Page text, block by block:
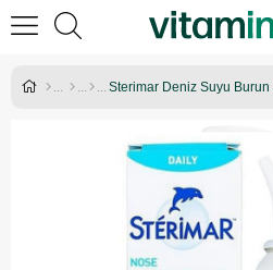
Sterimar Deniz Suyu